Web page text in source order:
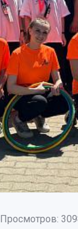
Просмотров: